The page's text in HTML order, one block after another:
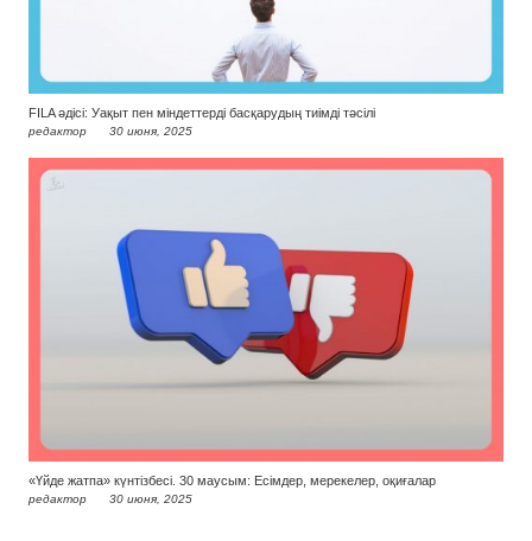
FILA әдісі: Уақыт пен міндеттерді басқарудың тиімді тәсілі
редактор 30 июня, 2025
«Үйде жатпа» күнтізбесі. 30 маусым: Есімдер, мерекелер, оқиғалар
редактор 30 июня, 2025